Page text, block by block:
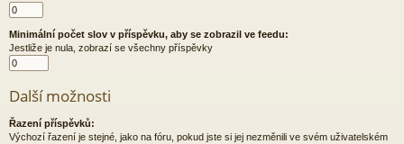
Minimální počet slov v příspěvku, aby se zobrazil ve feedu:
Jestliže je nula, zobrazí se všechny příspěvky
Další možnosti
Řazení příspěvků:
Výchozí řazení je stejné, jako na fóru, pokud jste si jej nezměnili ve svém uživatelském